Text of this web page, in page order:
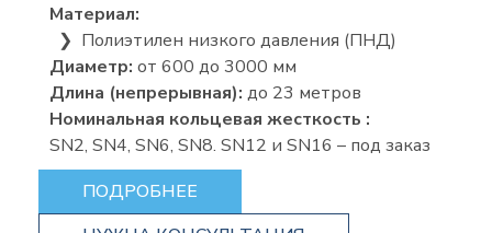
Материал:
❯ Полиэтилен низкого давления (ПНД)
Диаметр: от 600 до 3000 мм
Длина (непрерывная): до 23 метров
Номинальная кольцевая жесткость :
SN2, SN4, SN6, SN8. SN12 и SN16 – под заказ
ПОДРОБНЕЕ